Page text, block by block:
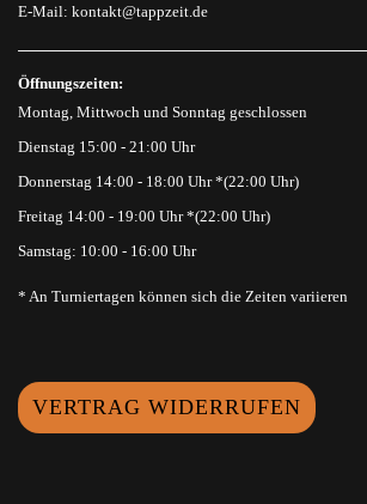
E-Mail: kontakt@tappzeit.de
Öffnungszeiten:
Montag, Mittwoch und Sonntag geschlossen
Dienstag 15:00 - 21:00 Uhr
Donnerstag 14:00 - 18:00 Uhr *(22:00 Uhr)
Freitag 14:00 - 19:00 Uhr *(22:00 Uhr)
Samstag: 10:00 - 16:00 Uhr
* An Turniertagen können sich die Zeiten variieren
VERTRAG WIDERRUFEN